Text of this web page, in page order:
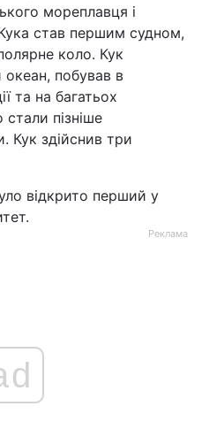
мореплавця і
став першим судном,
коло. Кук
побував в
та на багатьох
пізніше
Кук здійснив три
відкрито перший у
Реклама